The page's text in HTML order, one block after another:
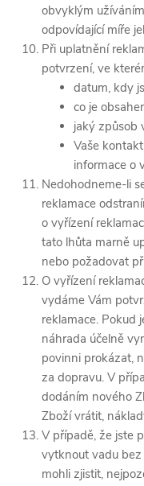
obvyklým
odpovídající míře
Při uplatnění
potvrzení, ve
datum, kdy
co je
jaký způsob
Vaše
informace o
Nedohodneme-li
reklamace
o vyřízení
tato lhůta marně
nebo požadovat
O vyřízení
vydáme Vám
reklamace. Pokud
náhrada účelně
povinni prokázat,
za dopravu. V
dodáním nového
Zboží vrátit,
V případě, že jste
vytknout vadu
mohli zjistit,